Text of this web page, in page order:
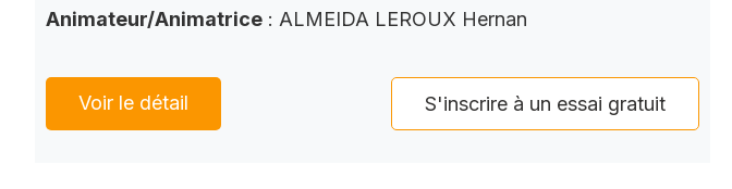
Animateur/Animatrice : ALMEIDA LEROUX Hernan
Voir le détail S'inscrire à un essai gratuit